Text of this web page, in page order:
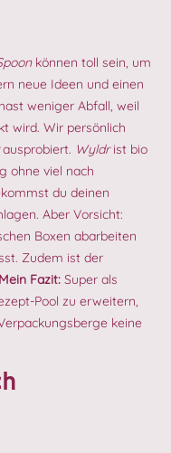
können toll sein, um
neue Ideen und einen
weniger Abfall, weil
wird. Wir persönlich
ausprobiert. Wyldrist bio
ohne viel nach
du deinen
Aber Vorsicht:
Boxen abarbeiten
Zudem ist der
Mein Fazit: Super als
Pool zu erweitern,
keine